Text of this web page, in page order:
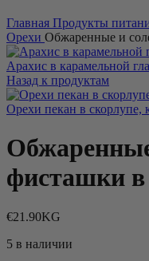
Главная Продукты
Орехи Обжаренные и
Арахис в карамельной
Назад к продуктам
Орехи пекан в скорлупе,
фисташки в
€21.90KG
5 в наличии